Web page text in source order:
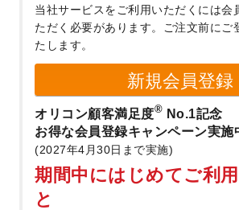
当社サービスをご利用いただくには会
ただく必要があります。
ご注文前にご
たします。
新規会員登録
オリコン顧客満足度® No.1記念
お得な会員登録キャンペーン実施
(2027年4月30日まで実施)
期間中にはじめてご利
と